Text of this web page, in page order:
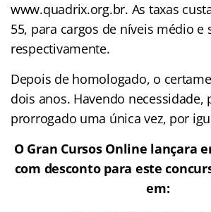
www.quadrix.org.br. As taxas
55, para cargos de níveis médio e
respectivamente.
Depois de homologado, o
dois anos. Havendo necessidade,
prorrogado uma única vez, por
O Gran Cursos Online lançara
com desconto para este
em: